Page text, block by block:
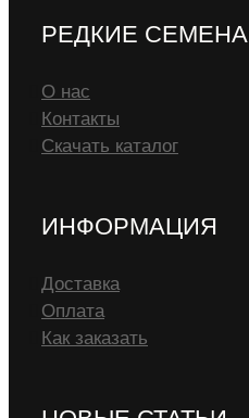
РЕДКИЕ СЕМЕНА
О нас
Контакты
Скачать каталог
ИНФОРМАЦИЯ
Доставка
Оплата
Как заказать